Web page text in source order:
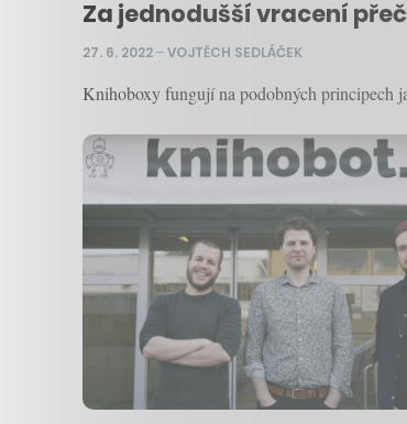
Za jednodušší vracení
27. 6. 2022–VOJTĚCH SEDLÁČEK
Knihoboxy fungují na podobných principech